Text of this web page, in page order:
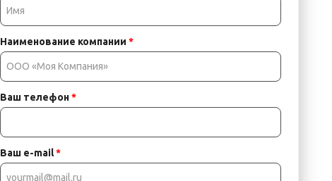
Наименование компании *
Ваш телефон*
Ваш e-mail*